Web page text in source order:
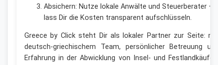
Absichern: Nutze lokale Anwälte und Steuerberater —
lass Dir die Kosten transparent aufschlüsseln.
Greece by Click steht Dir als lokaler Partner zur Seite:
deutsch-griechischem Team, persönlicher Betreuung
Erfahrung in der Abwicklung von Insel- und